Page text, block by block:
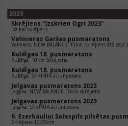
2023
Skrējiens "Izskrien Ogri 2023"
10 km skrējiens
Valmieras Garšas pusmaratons
Valmiera, NEW BALANCE 10km Skrējiens (03.sept.)
Kuldīgas 18. pusmaratons
Kuldīga, 10km Skrējiens
Kuldīgas 18. pusmaratons
Kuldīga, SPRINTA ātrumposms
Jelgavas pusmaratons 2023
Jelgava, NEW BALANCE 10km skrējiens
Jelgavas pusmaratons 2023
Jelgava, SPRINTA ātrumposms
9. Ezerkauliņi Salaspils pilsētas
Skrējiens 10,55km